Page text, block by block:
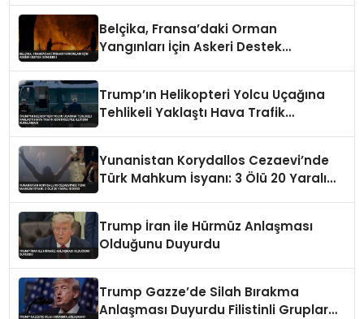
Belçika, Fransa’daki Orman
Yangınları İçin Askeri Destek
Trump’ın Helikopteri Yolcu Uçağına
Tehlikeli Yaklaştı Hava Trafik
Yunanistan Korydallos Cezaevi’nde
Türk Mahkum İsyanı: 3 Ölü 20 Yaralı
Trump İran ile Hürmüz Anlaşması
Olduğunu Duyurdu
Trump Gazze’de Silah Bırakma
Anlaşması Duyurdu Filistinli Gruplar